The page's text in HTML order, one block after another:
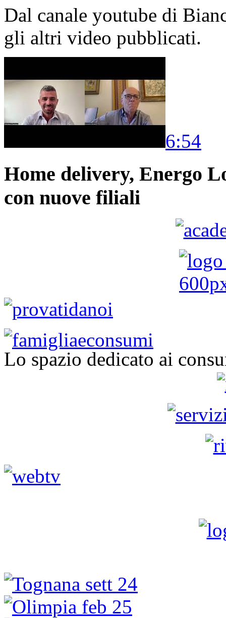
Dal canale youtube di
gli altri video pubblicati.
6:54
Home delivery, Energo
con nuove filiali
Lo spazio dedicato ai